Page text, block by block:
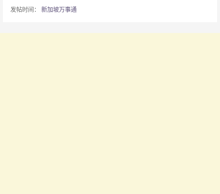
发帖时间： 新加坡万事通